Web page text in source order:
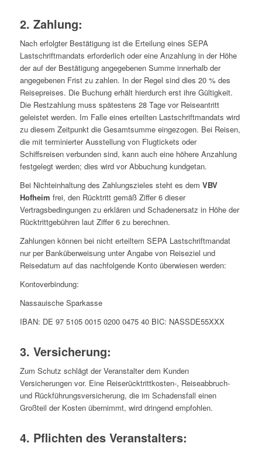
2. Zahlung:
Nach erfolgter Bestätigung ist die Erteilung eines SEPA
Lastschriftmandats erforderlich oder eine Anzahlung in der Höhe
der auf der Bestätigung angegebenen Summe innerhalb der
angegebenen Frist zu zahlen. In der Regel sind dies 20 % des
Reisepreises. Die Buchung erhält hierdurch erst ihre Gültigkeit.
Die Restzahlung muss spätestens 28 Tage vor Reiseantritt
geleistet werden. Im Falle eines erteilten Lastschriftmandats wird
zu diesem Zeitpunkt die Gesamtsumme eingezogen. Bei Reisen,
die mit terminierter Ausstellung von Flugtickets oder
Schiffsreisen verbunden sind, kann auch eine höhere Anzahlung
festgelegt werden; dies wird vor Abbuchung kundgetan.
Bei Nichteinhaltung des Zahlungszieles steht es dem VBV
Hofheim frei, den Rücktritt gemäß Ziffer 6 dieser
Vertragsbedingungen zu erklären und Schadenersatz in Höhe der
Rücktrittgebühren laut Ziffer 6 zu berechnen.
Zahlungen können bei nicht erteiltem SEPA Lastschriftmandat
nur per Banküberweisung unter Angabe von Reiseziel und
Reisedatum auf das nachfolgende Konto überwiesen werden:
Kontoverbindung:
Nassauische Sparkasse
IBAN: DE 97 5105 0015 0200 0475 40 BIC: NASSDE55XXX
3. Versicherung:
Zum Schutz schlägt der Veranstalter dem Kunden
Versicherungen vor. Eine Reiserücktrittkosten-, Reiseabbruch-
und Rückführungsversicherung, die im Schadensfall einen
Großteil der Kosten übernimmt, wird dringend empfohlen.
4. Pflichten des Veranstalters: